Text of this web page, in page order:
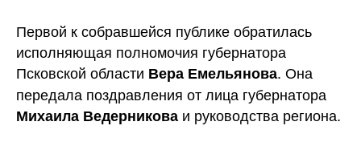
Первой к собравшейся публике обратилась
исполняющая полномочия губернатора
Псковской области Вера Емельянова. Она
передала поздравления от лица губернатора
Михаила Ведерникова и руководства региона.